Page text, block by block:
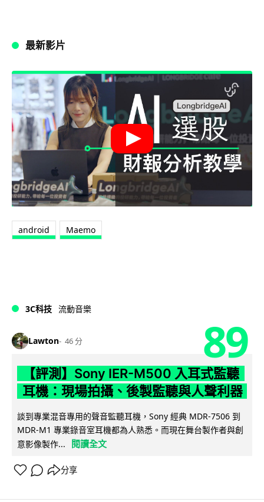
最新影片
android Maemo
3C科技 流動音樂
Lawton 46 分 89
【評測】Sony IER-M500 入耳式監聽
耳機：現場拍攝、後製監聽與人聲利器
談到專業混音專用的聲音監聽耳機，Sony 經典 MDR-7506 到
MDR-M1 專業錄音室耳機都為人熟悉。而現在舞台製作者與創
意影像製作...
閱讀全文
分享